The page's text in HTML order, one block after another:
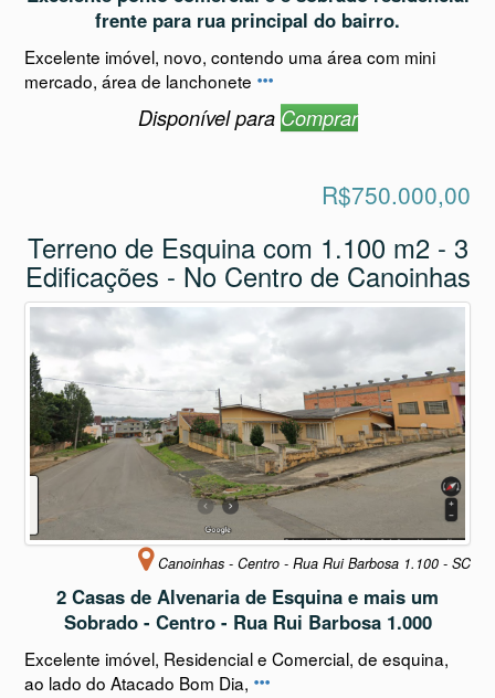
frente para rua principal do bairro.
Excelente imóvel, novo, contendo uma área com mini
mercado, área de lanchonete
Disponível para Comprar
R$750.000,00
Terreno de Esquina com 1.100 m2 - 3
Edificações - No Centro de Canoinhas
Canoinhas - Centro - Rua Rui Barbosa 1.100 - SC
2 Casas de Alvenaria de Esquina e mais um
Sobrado - Centro - Rua Rui Barbosa 1.000
Excelente imóvel, Residencial e Comercial, de esquina,
ao lado do Atacado Bom Dia,